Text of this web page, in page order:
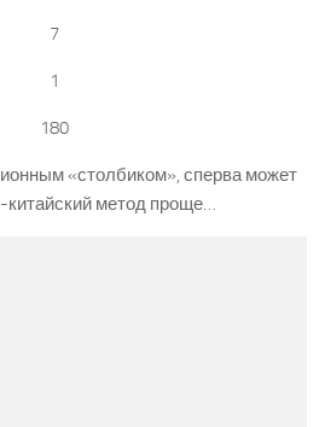
7
1
180
«столбиком», сперва может
китайский метод проще…